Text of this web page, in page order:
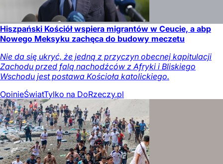
Hiszpański Kościół wspiera migrantów w Ceucie, a abp
Nowego Meksyku zachęca do budowy meczetu
Nie da się ukryć, że jedną z przyczyn obecnej kapitulacji
Zachodu przed falą nachodźców z Afryki i Bliskiego
Wschodu jest postawa Kościoła katolickiego.
OpinieŚwiatTylko na DoRzeczy.pl